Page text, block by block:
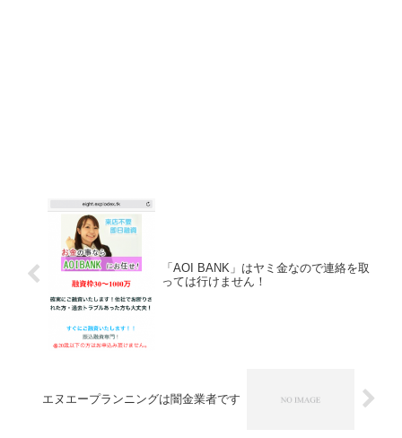
「AOI BANK」はヤミ金なので連絡を取
っては行けません！
エヌエープランニングは闇金業者です